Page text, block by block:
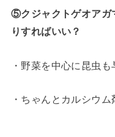
⑤クジャクトゲオアガ
りすればいい？
・野菜を中心に昆虫も
・ちゃんとカルシウ